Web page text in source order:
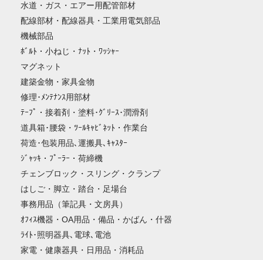
水道・ガス・エアー用配管部材
配線部材・配線器具・工業用電気部品
機械部品
ﾎﾞﾙﾄ・小ねじ・ﾅｯﾄ・ﾜｯｼｬｰ
マグネット
建築金物・家具金物
修理･ﾒﾝﾃﾅﾝｽ用部材
ﾃｰﾌﾟ・接着剤・塗料･ｸﾞﾘｰｽ･潤滑剤
道具箱･腰袋・ﾂｰﾙｷｬﾋﾞﾈｯﾄ・作業台
荷造･包装用品､運搬具､ｷｬｽﾀｰ
ｼﾞｬｯｷ・ﾌﾟｰﾗｰ・荷締機
チェンブロック・スリング・クランプ
はしご・脚立・踏台・足場台
事務用品（筆記具・文房具）
ｵﾌｨｽ機器・OA用品・備品・かばん・什器
ﾗｲﾄ･照明器具､電球､電池
家電・健康器具・日用品・消耗品